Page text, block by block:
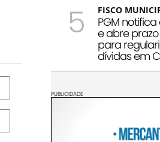
5 FISCO
PGM
e abre
para
dívidas em
PUBLICIDADE